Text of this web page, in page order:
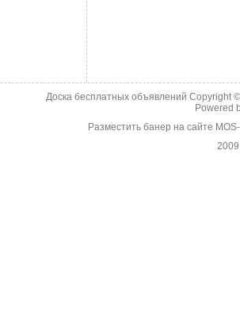
Доска бесплатных объявлений Copyright
Powered
Разместить банер на сайте